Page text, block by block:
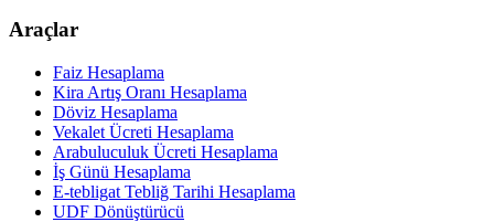
Araçlar
Faiz Hesaplama
Kira Artış Oranı Hesaplama
Döviz Hesaplama
Vekalet Ücreti Hesaplama
Arabuluculuk Ücreti Hesaplama
İş Günü Hesaplama
E-tebligat Tebliğ Tarihi Hesaplama
UDF Dönüştürücü